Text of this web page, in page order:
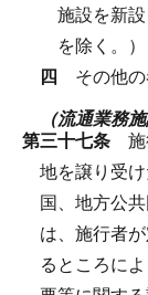
施設を新
を除く。）
四 その他
（流通業務
第三十七条
地を譲り受
国、地方公
は、施行者
るところに